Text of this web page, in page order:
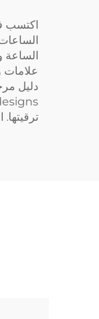
اكتسب
الساعة
دليل